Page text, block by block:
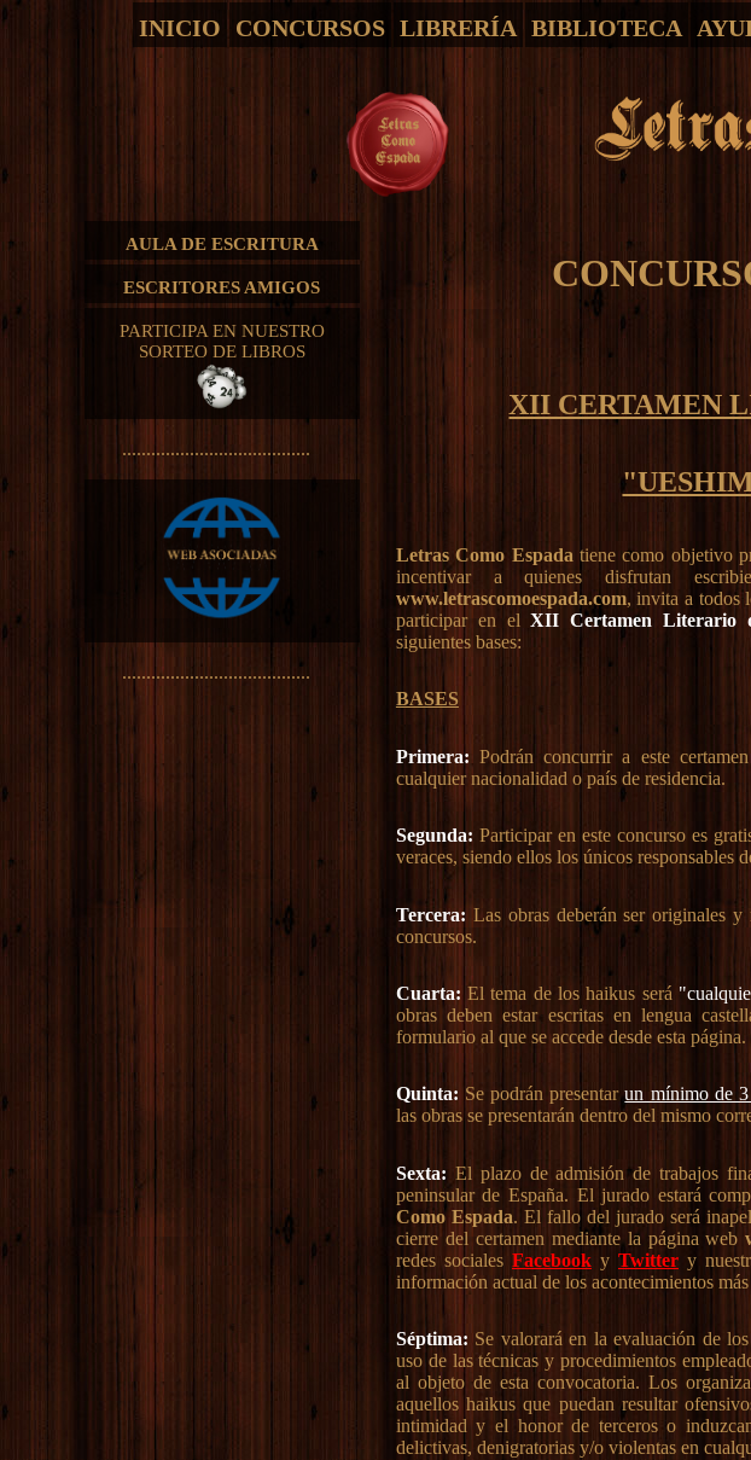
INICIO CONCURSOS LIBRERÍA BIBLIOTECA
AULA DE ESCRITURA
ESCRITORES AMIGOS
PARTICIPA EN NUESTRO
SORTEO DE LIBROS
.......................................
.......................................
XII CERTAMEN
Letras Como Espada tiene como objetivo
incentivar a quienes disfrutan
www.letrascomoespada.com, invita a todos
participar en elXII Certamen Literario
siguientes bases:
BASES
Primera: Podrán concurrir a este
cualquier nacionalidad o país de residencia.
Segunda: Participar en este concurso es
veraces, siendo ellos los únicos responsables
Tercera: Las obras deberán ser originales
concursos.
Cuarta: El tema de los haikus será
obras deben estar escritas en lengua
formulario al que se accede desde esta página.
Quinta: Se podrán presentarun mínimo de
las obras se presentarán dentro del mismo
Sexta: El plazo de admisión de trabajos
peninsular de España. El jurado estará
Como Espada. El fallo del jurado será
cierre del certamen mediante la página web
redes sociales Facebooky Twittery
información actual de los acontecimientos
Séptima: Se valorará en la evaluación de
uso de las técnicas y procedimientos
al objeto de esta convocatoria. Los
aquellos haikus que puedan resultar
intimidad y el honor de terceros o
delictivas, denigratorias y/o violentas en